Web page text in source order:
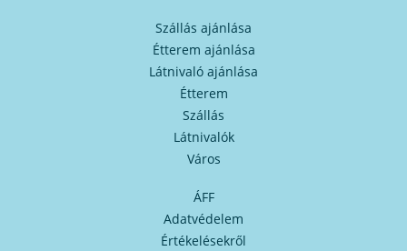
Szállás ajánlása
Étterem ajánlása
Látnivaló ajánlása
Étterem
Szállás
Látnivalók
Város
ÁFF
Adatvédelem
Értékelésekről